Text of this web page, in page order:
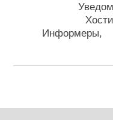
Информеры